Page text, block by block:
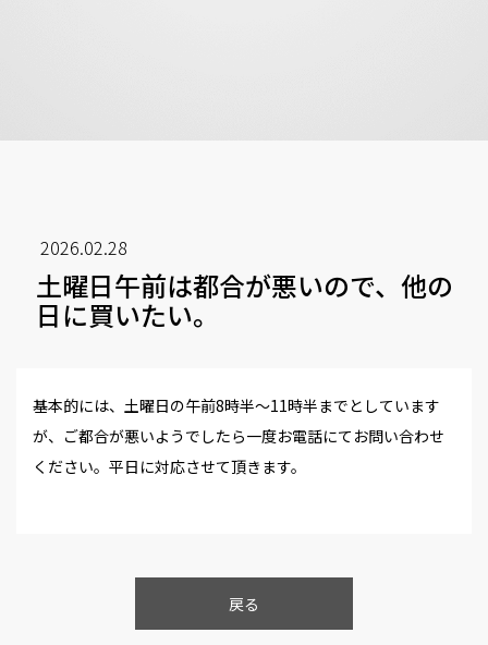
2026.02.28
土曜日午前は都合が悪いので、他の
日に買いたい。
基本的には、土曜日の午前8時半～11時半までとしています
が、ご都合が悪いようでしたら一度お電話にてお問い合わせ
ください。平日に対応させて頂きます。
戻る